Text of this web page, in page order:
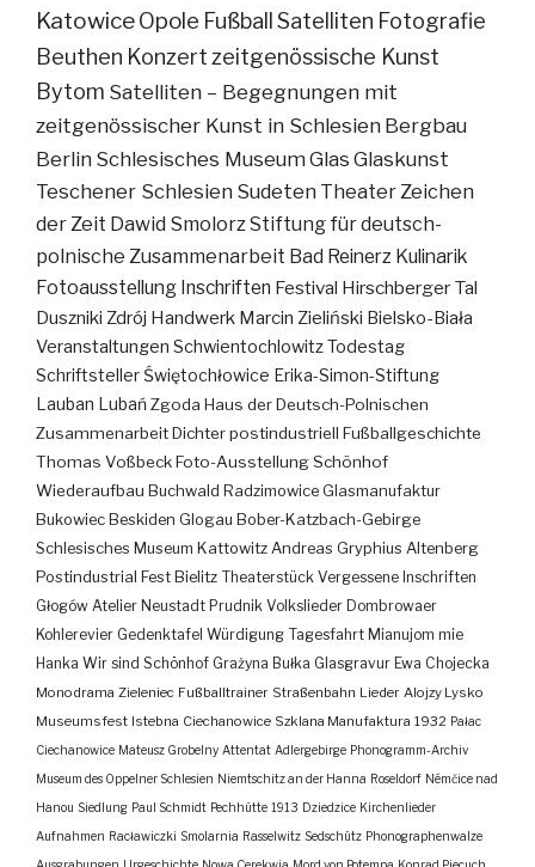
KatowiceOpole FußballSatelliten Fotografie
Beuthen Konzertzeitgenössische Kunst
Bytom Satelliten – Begegnungen mit
zeitgenössischer Kunst in Schlesien Bergbau
Berlin Schlesisches MuseumGlas Glaskunst
Teschener Schlesien Sudeten TheaterZeichen
der Zeit Dawid SmolorzStiftung für deutsch-
polnische Zusammenarbeit Bad Reinerz Kulinarik
Fotoausstellung Inschriften Festival Hirschberger Tal
Duszniki Zdrój Handwerk Marcin Zieliński Bielsko-Biała
Veranstaltungen SchwientochlowitzTodestag
SchriftstellerŚwiętochłowice Erika-Simon-Stiftung
Lauban LubańZgoda Haus der Deutsch-Polnischen
ZusammenarbeitDichterpostindustriell Fußballgeschichte
Thomas VoßbeckFoto-AusstellungSchönhof
Wiederaufbau Buchwald Radzimowice Glasmanufaktur
Bukowiec Beskiden Glogau Bober-Katzbach-Gebirge
Schlesisches Museum Kattowitz Andreas Gryphius Altenberg
Postindustrial Fest Bielitz Theaterstück Vergessene Inschriften
Głogów Atelier Neustadt Prudnik Volkslieder Dombrowaer
Kohlerevier Gedenktafel Würdigung Tagesfahrt Mianujom mie
Hanka Wir sind Schönhof Grażyna Bułka Glasgravur Ewa Chojecka
Monodrama Zieleniec Fußballtrainer Straßenbahn Lieder Alojzy Lysko
Museumsfest Istebna Ciechanowice Szklana Manufaktura 1932 Pałac
Ciechanowice Mateusz Grobelny Attentat Adlergebirge Phonogramm-Archiv
Museum des Oppelner Schlesien Niemtschitz an der Hanna Roseldorf Némčice nad
Hanou Siedlung Paul Schmidt Pechhütte 1913 Dziedzice Kirchenlieder
Aufnahmen Racławiczki Smolarnia Rasselwitz Sedschütz Phonographenwalze